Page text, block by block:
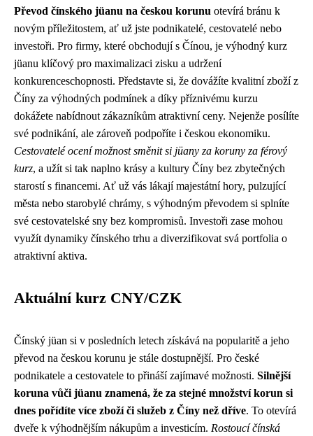
Převod čínského jüanu na českou korunu otevírá bránu k
novým příležitostem, ať už jste podnikatelé, cestovatelé nebo
investoři. Pro firmy, které obchodují s Čínou, je výhodný kurz
jüanu klíčový pro maximalizaci zisku a udržení
konkurenceschopnosti. Představte si, že dovážíte kvalitní zboží z
Číny za výhodných podmínek a díky příznivému kurzu
dokážete nabídnout zákazníkům atraktivní ceny. Nejenže posílíte
své podnikání, ale zároveň podpoříte i českou ekonomiku.
Cestovatelé ocení možnost směnit si jüany za koruny za férový
kurz, a užít si tak naplno krásy a kultury Číny bez zbytečných
starostí s financemi. Ať už vás lákají majestátní hory, pulzující
města nebo starobylé chrámy, s výhodným převodem si splníte
své cestovatelské sny bez kompromisů. Investoři zase mohou
využít dynamiky čínského trhu a diverzifikovat svá portfolia o
atraktivní aktiva.
Aktuální kurz CNY/CZK
Čínský jüan si v posledních letech získává na popularitě a jeho
převod na českou korunu je stále dostupnější. Pro české
podnikatele a cestovatele to přináší zajímavé možnosti. Silnější
koruna vůči jüanu znamená, že za stejné množství korun si
dnes pořídíte více zboží či služeb z Číny než dříve. To otevírá
dveře k výhodnějším nákupům a investicím. Rostoucí čínská